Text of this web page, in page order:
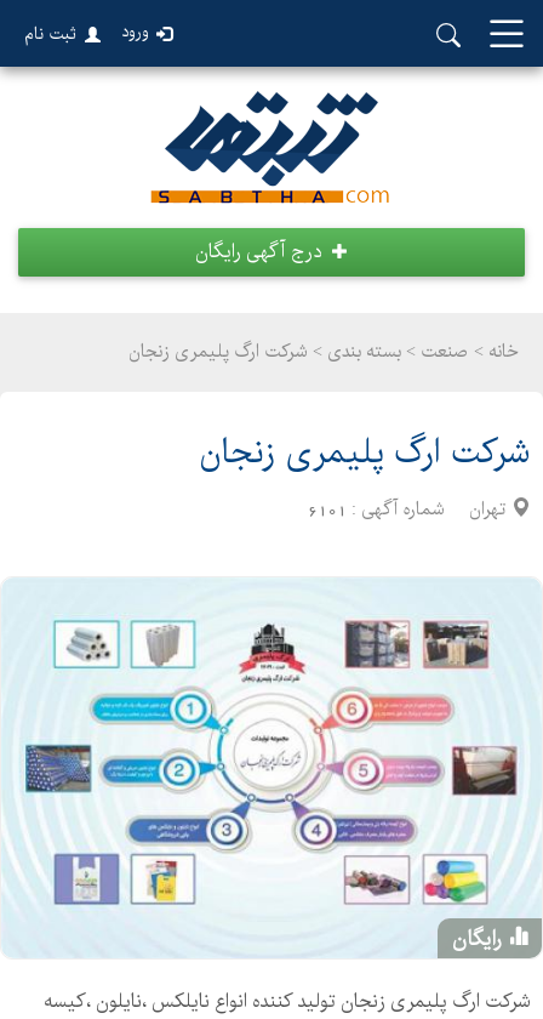
ورود ثبت نام
درج آگهی رایگان
خانه > صنعت > بسته بندی > شرکت ارگ پلیمری زنجان
شرکت ارگ پلیمری زنجان
تهران شماره آگهی : 6101
رایگان
شرکت ارگ پلیمری زنجان تولید کننده انواع نایلکس ،نایلون ،کیسه